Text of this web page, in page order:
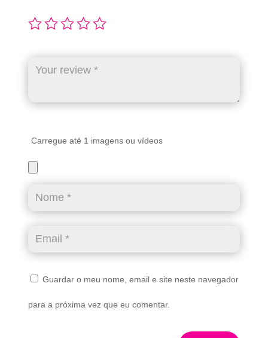
Carregue até 1 imagens ou vídeos
Guardar o meu nome, email e site neste navegador
para a próxima vez que eu comentar.